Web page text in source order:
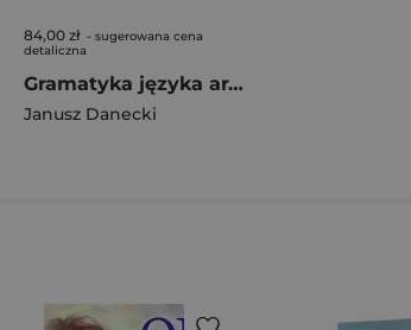
84,00 zł - sugerowana cena
detaliczna
Gramatyka języka arabskiego T.2
Janusz Danecki